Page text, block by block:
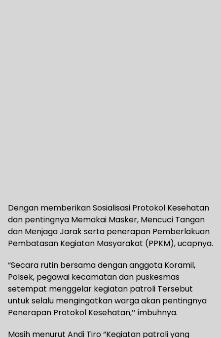
Dengan memberikan Sosialisasi Protokol Kesehatan
dan pentingnya Memakai Masker, Mencuci Tangan
dan Menjaga Jarak serta penerapan Pemberlakuan
Pembatasan Kegiatan Masyarakat (PPKM), ucapnya.
“Secara rutin bersama dengan anggota Koramil,
Polsek, pegawai kecamatan dan puskesmas
setempat menggelar kegiatan patroli Tersebut
untuk selalu mengingatkan warga akan pentingnya
Penerapan Protokol Kesehatan,’’ imbuhnya.
Masih menurut Andi Tiro “Kegiatan patroli yang